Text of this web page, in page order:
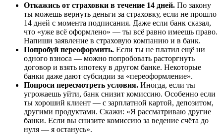
Откажись от страховки в течение 14 дней. По закону
ты можешь вернуть деньги за страховку, если не прошло
14 дней с момента подписания. Даже если банк сказал,
что «уже всё оформлено» — ты всё равно имеешь право.
Напиши заявление в страховую компанию и в банк.
Попробуй переоформить. Если ты не платил ещё ни
одного взноса — можно попробовать расторгнуть
договор и взять ипотеку в другом банке. Некоторые
банки даже дают субсидии за «переоформление».
Попроси пересмотреть условия. Иногда, если ты
угрожаешь уйти, банк снизит комиссию. Особенно если
ты хороший клиент — с зарплатной картой, депозитом,
другими продуктами. Скажи: «Я рассматриваю другие
банки. Если вы снизите комиссию за ведение счёта до
нуля — я останусь».